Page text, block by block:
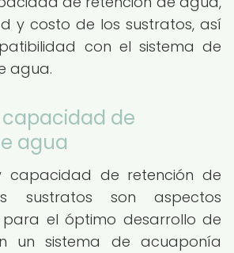
y costo de los sustratos, así
con el sistema de
agua.
de
agua
capacidad de retención de
sustratos son aspectos
para el óptimo desarrollo de
un sistema de acuaponía